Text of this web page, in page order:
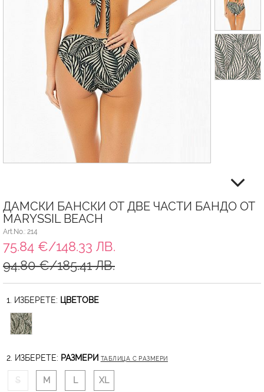
ДАМСКИ БАНСКИ ОТ ДВЕ ЧАСТИ БАНДО ОТ
MARYSSIL BEACH
Art.No.: 214
75.84 €/148.33 ЛВ.
94.80 €/185.41 ЛВ.
1. ИЗБЕРЕТЕ: ЦВЕТОВЕ
2. ИЗБЕРЕТЕ: РАЗМЕРИ ТАБЛИЦА С РАЗМЕРИ
S M L XL